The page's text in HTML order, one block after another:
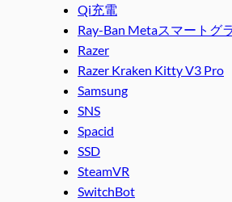
Qi充電
Ray-Ban Metaスマートグ
Razer
Razer Kraken Kitty V3 Pro
Samsung
SNS
Spacid
SSD
SteamVR
SwitchBot